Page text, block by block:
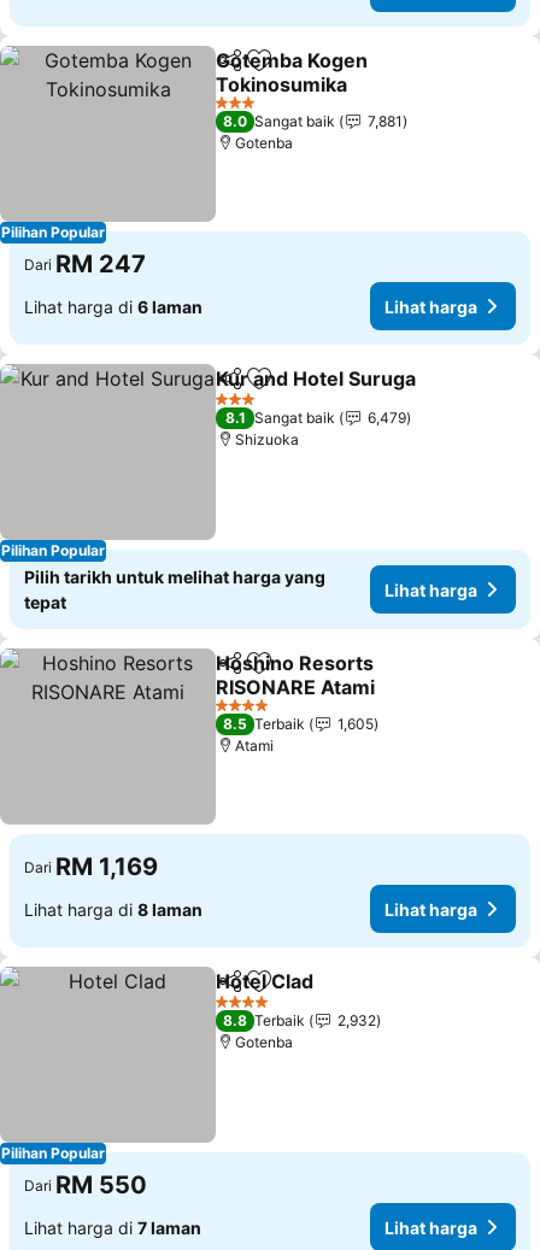
Pilihan Popular
KongsiTambah ke favorit
Gotemba Kogen
Tokinosumika
3 Bintang
8.0 Sangat baik
7,881
Gotenba
Dari RM 247
Lihat harga di 6 laman Lihat harga
Pilihan Popular
KongsiTambah ke favorit
Kur and Hotel Suruga
3 Bintang
8.1 Sangat baik
6,479
Shizuoka
Pilih tarikh untuk melihat harga yang
tepat
Lihat harga
KongsiTambah ke favorit
Hoshino Resorts
RISONARE Atami
4 Bintang
8.5 Terbaik
1,605
Atami
Dari RM 1,169
Lihat harga di 8 laman Lihat harga
Pilihan Popular
KongsiTambah ke favorit
Hotel Clad
4 Bintang
8.8 Terbaik
2,932
Gotenba
Dari RM 550
Lihat harga di 7 laman Lihat harga